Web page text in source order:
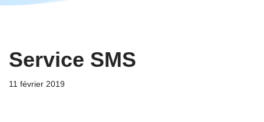
contenu
Service SMS
11 février 2019